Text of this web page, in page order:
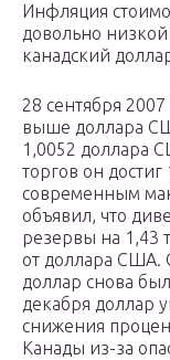
Инфляция
довольно
канадский
28 сентября
выше доллара
1,0052 доллара
торгов он
современным
объявил, что
резервы на 1,43
от доллара США.
доллар снова
декабря доллар
снижения
Канады из-за